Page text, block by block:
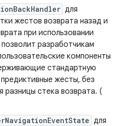
для
жестов возврата назад и
при использовании
разработчикам
компоненты
стандартную
жесты, без
разницы стека возврата. (
для